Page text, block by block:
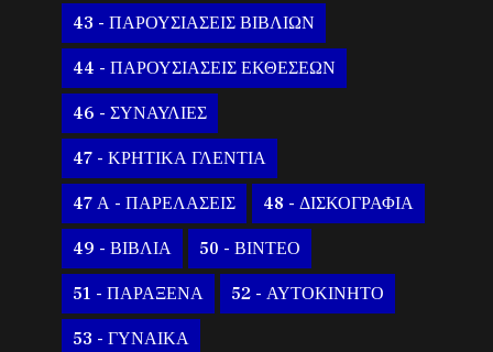
43 - ΠΑΡΟΥΣΙΑΣΕΙΣ ΒΙΒΛΙΩΝ
44 - ΠΑΡΟΥΣΙΑΣΕΙΣ ΕΚΘΕΣΕΩΝ
46 - ΣΥΝΑΥΛΙΕΣ
47 - ΚΡΗΤΙΚΑ ΓΛΕΝΤΙΑ
47 Α - ΠΑΡΕΛΑΣΕΙΣ 48 - ΔΙΣΚΟΓΡΑΦΙΑ
49 - ΒΙΒΛΙΑ 50 - ΒΙΝΤΕΟ
51 - ΠΑΡΑΞΕΝΑ 52 - ΑΥΤΟΚΙΝΗΤΟ
53 - ΓΥΝΑΙΚΑ